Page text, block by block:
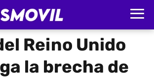
Reino Unido
la brecha de